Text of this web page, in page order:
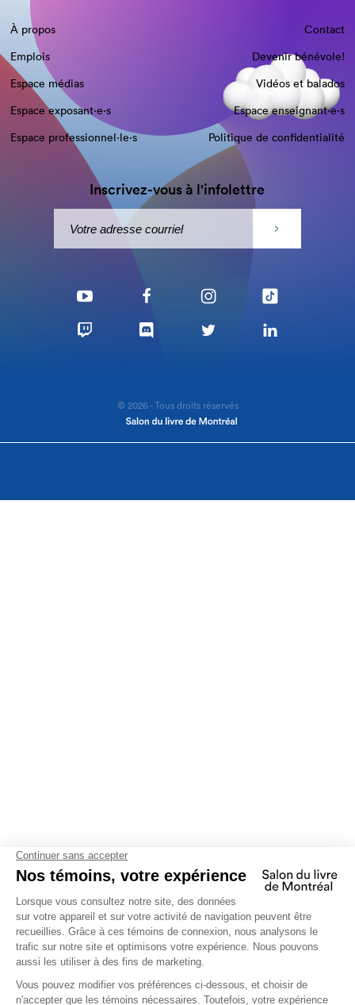
À propos
Contact
Emplois
Devenir bénévole!
Espace médias
Vidéos et balados
Espace exposant·e⋅s
Espace enseignant·e⋅s
Espace professionnel·le⋅s
Politique de confidentialité
Inscrivez-vous à l'infolettre
© 2026 - Tous droits réservés